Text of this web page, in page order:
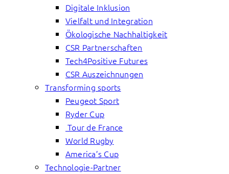
Digitale Inklusion
Vielfalt und Integration
Ökologische Nachhaltigkeit
CSR Partnerschaften
Tech4Positive Futures
CSR Auszeichnungen
Transforming sports
Peugeot Sport
Ryder Cup
Tour de France
World Rugby
America’s Cup
Technologie-Partner